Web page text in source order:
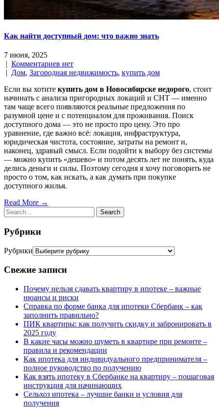
Как найти доступный дом: что важно знать
7 июня, 2025
| Комментариев нет
| Дом, Загородная недвижимость, купить дом
Если вы хотите купить дом в Новосибирске недорого, стоит
начинать с анализа пригородных локаций и СНТ — именно
там чаще всего появляются реальные предложения по
разумной цене и с потенциалом для проживания. Поиск
доступного дома — это не просто про цену. Это про
уравнение, где важно всё: локация, инфраструктура,
юридическая чистота, состояние, затраты на ремонт и,
наконец, здравый смысл. Если подойти к выбору без системы
— можно купить «дешево» и потом десять лет не понять, куда
делись деньги и силы. Поэтому сегодня я хочу поговорить не
просто о том, как искать, а как думать при покупке
доступного жилья.
Read More →
Рубрики
Рубрики
Свежие записи
Почему нельзя сдавать квартиру в ипотеке – важные
нюансы и риски
Справка по форме банка для ипотеки Сбербанк – как
заполнить правильно?
ПИК квартиры: как получить скидку и забронировать в
2025 году
В какие часы можно шуметь в квартире при ремонте –
правила и рекомендации
Как ипотека для индивидуального предпринимателя –
полное руководство по получению
Как взять ипотеку в Сбербанке на квартиру – пошаговая
инструкция для начинающих
Сельхоз ипотека – лучшие банки и условия для
получения